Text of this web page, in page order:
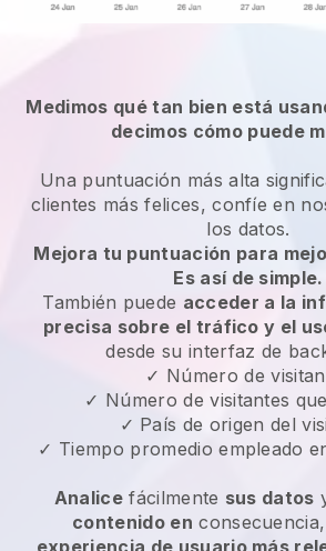
Medimos qué tan bien está
decimos cómo puede
Una puntuación más alta
clientes más felices, confíe en
los datos.
Mejora tu puntuación para
Es así de simple.
También puede acceder a la
precisa sobre el tráfico y el
desde su interfaz de
✓ Número de
✓ Número de visitantes
✓ País de origen del
✓ Tiempo promedio empleado
Analice fácilmente sus datos
contenido en consecuencia,
experiencia de usuario más